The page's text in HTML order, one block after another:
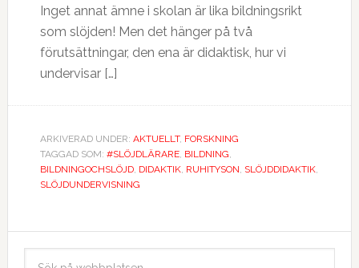
Inget annat ämne i skolan är lika bildningsrikt
som slöjden! Men det hänger på två
förutsättningar, den ena är didaktisk, hur vi
undervisar […]
ARKIVERAD UNDER: AKTUELLT, FORSKNING
TAGGAD SOM: #SLÖJDLÄRARE, BILDNING,
BILDNINGOCHSLÖJD, DIDAKTIK, RUHITYSON, SLÖJDDIDAKTIK,
SLÖJDUNDERVISNING